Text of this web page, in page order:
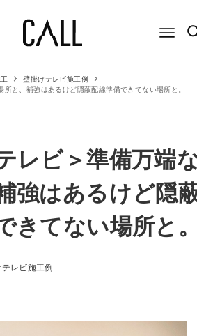
壁掛けテレビ施工例
と、補強はあるけど隠蔽配線準備できてない場所と。
レビ＞準備万端
強はあるけど隠
きてない場所と
レビ施工例